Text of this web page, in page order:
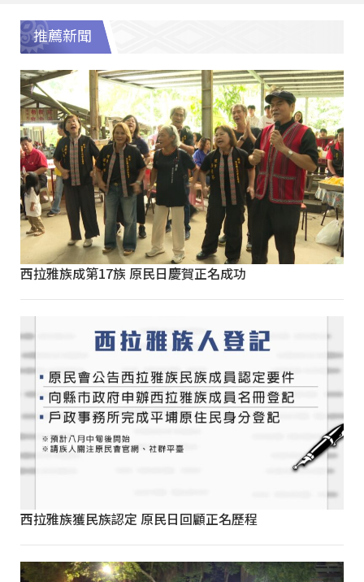
推薦新聞
西拉雅族成第17族 原民日慶賀正名成功
西拉雅族獲民族認定 原民日回顧正名歷程